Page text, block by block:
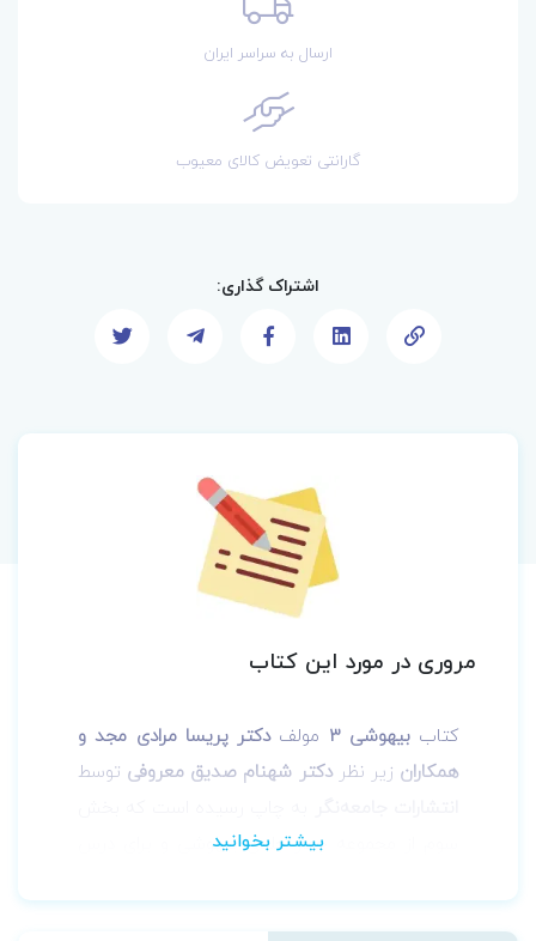
ارسال به سراسر ایران
گارانتی تعویض کالای معیوب
اشتراک گذاری:
مروری در مورد این کتاب
کتاببیهوشی 3 مولف دکتر پریسا مرادی مجد و
همکاران زیر نظردکتر شهنام صدیق معروفی توسط
سوم از مجموعه چهار جلدی بیهوشی و برای درس